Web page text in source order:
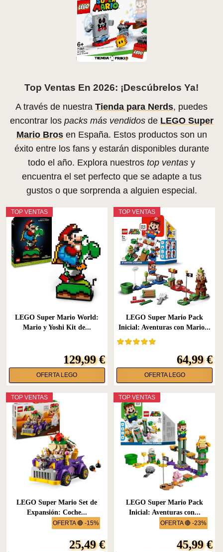
Top Ventas En 2026: ¡Descúbrelos Ya!
A través de nuestra Tienda para Nerds, puedes
encontrar los packs más vendidosde LEGO Super
Mario Brosen España. Estos productos son un
éxito entre los fans y estarán disponibles durante
todo el año. Explora nuestros top ventas y
encuentra el set perfecto que se adapte a tus
gustos o que sorprenda a alguien especial.
TOP VENTAS
LEGO Super Mario World:
Mario y Yoshi Kit de...
129,99 €
OFERTA LEGO
TOP VENTAS
LEGO Super Mario Pack
Inicial: Aventuras con Mario...
64,99 €
OFERTA LEGO
OFERTA 🔴 -15%
TOP VENTAS
LEGO Super Mario Set de
Expansión: Coche...
25,49 €
OFERTA 🔴 -23%
TOP VENTAS
LEGO Super Mario Pack
Inicial: Aventuras con...
45,99 €